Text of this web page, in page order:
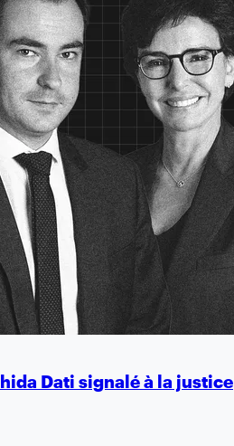
Dati signalé à la justice